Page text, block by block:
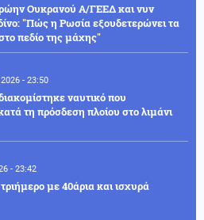
Ουκρανού Α/ΓΕΕΔ και νυν
"Πώς η Ρωσία εξουδετερώνει τα
πεδίο της μάχης"
- 23:50
ναυτικό που
τη πρόσδεση πλοίου στο λιμάνι
- 23:42
με 40άρια και ισχυρά